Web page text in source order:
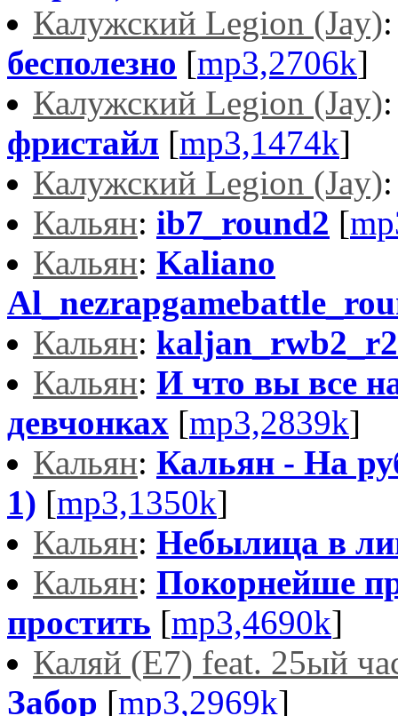
Калужский Legion (Jay)
бесполезно [mp3,2706k]
Калужский Legion (Jay)
фристайл [mp3,1474k]
Калужский Legion (Jay)
Кальян: ib7_round2 [
Кальян: Kaliano
Кальян: kaljan_rwb2_r2
Кальян: И что вы все
девчонках [mp3,2839k]
Кальян: Кальян - На
1) [mp3,1350k]
Кальян: Небылица в
Кальян: Покорнейше
простить [mp3,4690k]
Каляй (Е7) feat. 25ый
Забор [mp3,2969k]